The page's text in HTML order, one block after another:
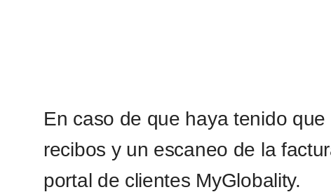
En caso de que haya tenido
recibos y un escaneo de la
portal de clientes MyGlobality.